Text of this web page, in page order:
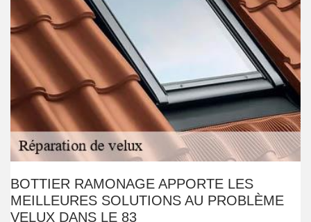
BOTTIER RAMONAGE APPORTE LES
MEILLEURES SOLUTIONS AU PROBLÈME
VELUX DANS LE 83